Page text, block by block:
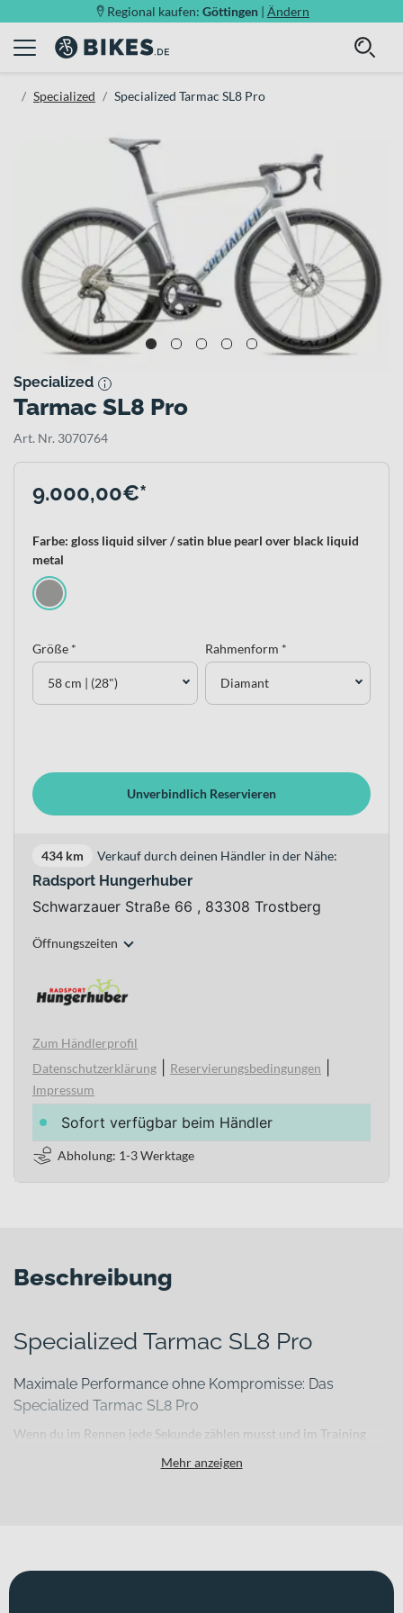
Regional kaufen: Göttingen | Ändern
Specialized Specialized Tarmac SL8 Pro
Specialized
Tarmac SL8 Pro
Art. Nr. 3070764
9.000,00€*
Farbe: gloss liquid silver / satin blue pearl over black liquid
metal
Größe *
58 cm | (28")
Rahmenform *
Diamant
Unverbindlich Reservieren
434 km Verkauf durch deinen Händler in der Nähe:
Radsport Hungerhuber
Schwarzauer Straße 66 , 83308 Trostberg
Öffnungszeiten
Zum Händlerprofil
Datenschutzerklärung
Reservierungsbedingungen
Impressum
Sofort verfügbar beim Händler
Abholung: 1-3 Werktage
Beschreibung
Specialized Tarmac SL8 Pro
Maximale Performance ohne Kompromisse: Das
Specialized Tarmac SL8 Pro
Wenn du im Rennen jede Sekunde zählen musst und im Training
kompromisslos auf Performance ausgelegt ist. Das
Mehr anzeigen